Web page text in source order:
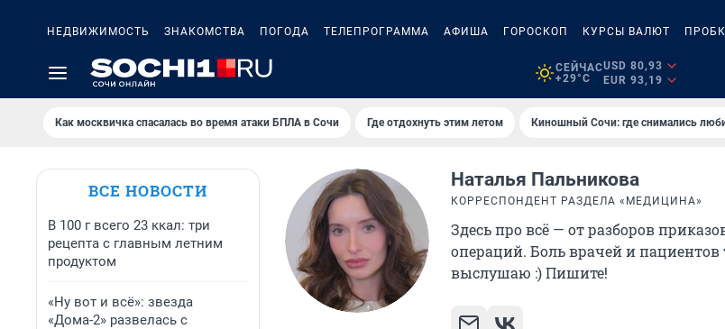
НЕДВИЖИМОСТЬ ЗНАКОМСТВА ПОГОДА ТЕЛЕПРОГРАММА АФИША ГОРОСКОП КУРСЫ ВАЛЮТ
СЕЙЧАС
+29°C
USD 80,93
EUR 93,19
Как москвичка спасалась во время атаки БПЛА в Сочи Где отдохнуть этим летом Киношный Сочи: где снимались
ВСЕ НОВОСТИ
В 100 г всего 23 ккал: три
рецепта с главным летним
продуктом
«Ну вот и всё»: звезда
«Дома-2» развелась с
Наталья Пальникова
КОРРЕСПОНДЕНТ РАЗДЕЛА «МЕДИЦИНА»
Здесь про всё — от разборов
операций. Боль врачей и пациентов
выслушаю :) Пишите!